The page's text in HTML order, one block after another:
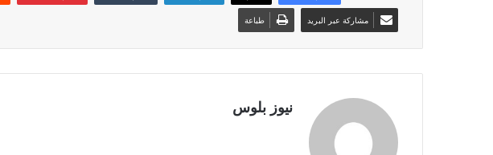
مشاركة عبر البريد طباعة
نيوز بلوس